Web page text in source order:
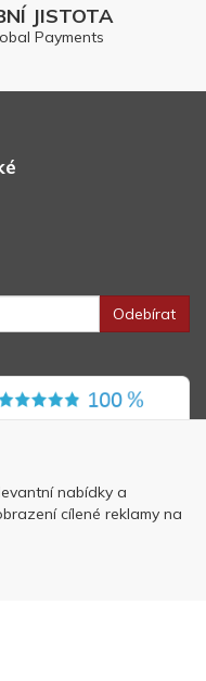
JISTOTA
Payments
Odebírat
nabídky a
cílené reklamy na